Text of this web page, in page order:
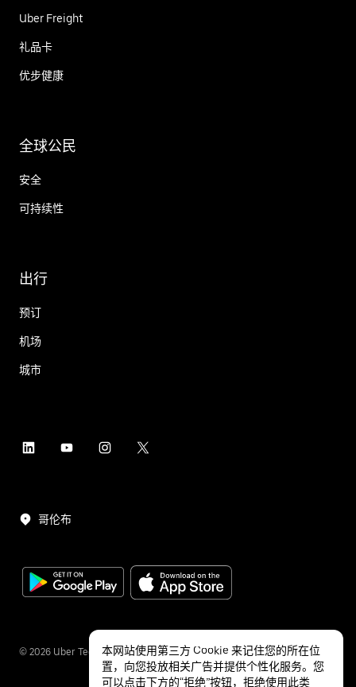
Uber Freight
礼品卡
优步健康
全球公民
安全
可持续性
出行
预订
机场
城市
哥伦布
© 2026 Uber Technologies Inc.
本网站使用第三方 Cookie 来记住您的所在位
置，向您投放相关广告并提供个性化服务。您
可以点击下方的“拒绝”按钮，拒绝使用此类